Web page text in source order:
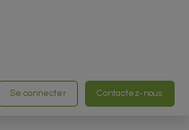
Se connecter Contactez-nous